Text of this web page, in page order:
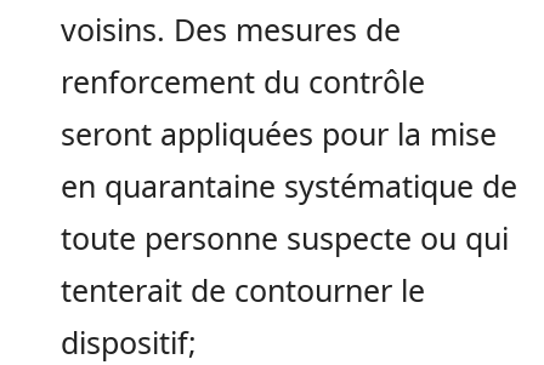
voisins. Des mesures de
renforcement du contrôle
seront appliquées pour la mise
en quarantaine systématique de
toute personne suspecte ou qui
tenterait de contourner le
dispositif;